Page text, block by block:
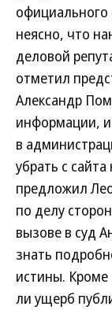
официального
неясно, что
деловой
отметил
Александр
информации,
в
убрать с
предложил
по делу
вызове в суд
знать
истины. Кроме
ли ущерб